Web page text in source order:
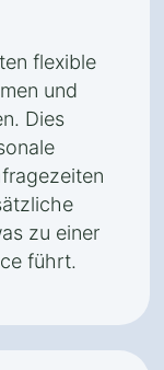
flexible
und
Dies
zu einer
führt.